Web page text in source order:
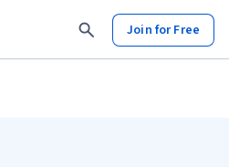
Join for Free